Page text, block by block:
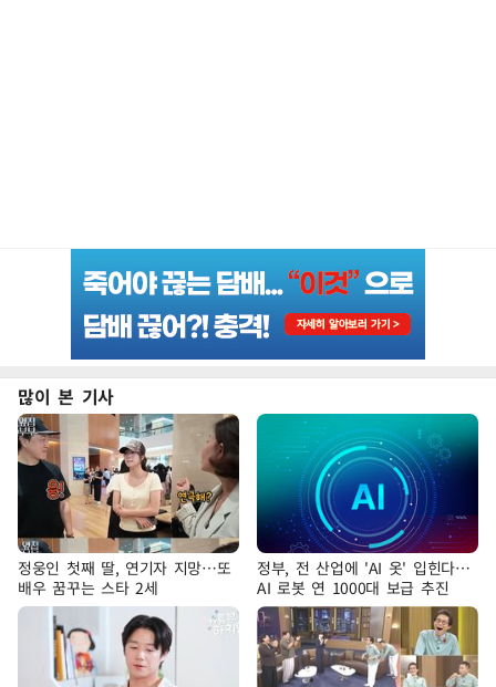
많이 본 기사
정웅인 첫째 딸, 연기자 지망…또
배우 꿈꾸는 스타 2세
정부, 전 산업에 'AI 옷' 입힌다…
AI 로봇 연 1000대 보급 추진